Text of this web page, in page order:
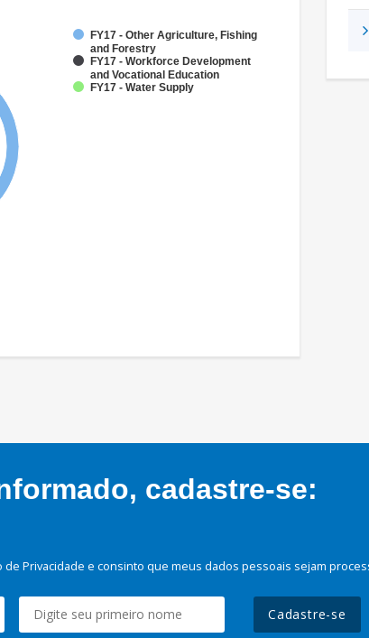
FY17 - Other Agriculture, Fishing
and Forestry
FY17 - Workforce Development
and Vocational Education
FY17 - Water Supply
cadastre-se:
Privacidade e consinto que meus dados pessoais sejam
Cadastre-se